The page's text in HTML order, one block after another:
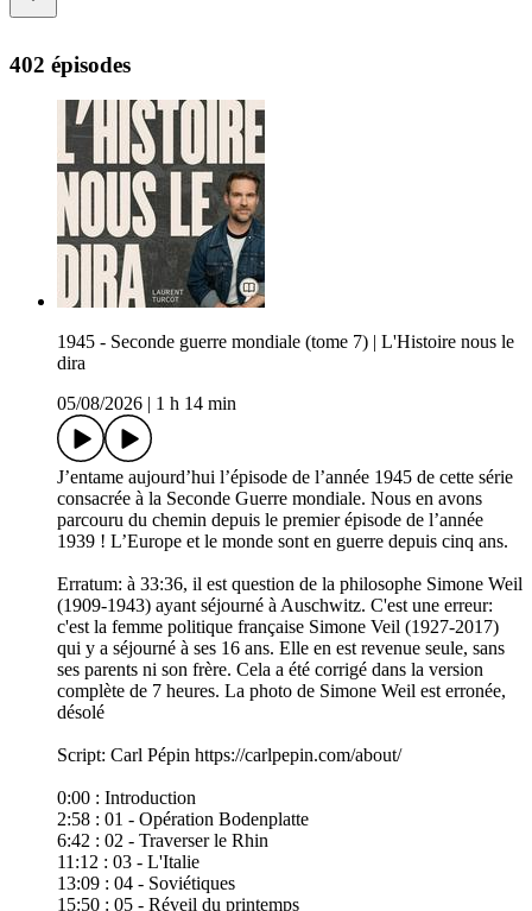
402 épisodes
1945 - Seconde guerre mondiale (tome 7) | L'Histoire nous le
dira
05/08/2026
1 h 14 min
J’entame aujourd’hui l’épisode de l’année 1945 de cette série
consacrée à la Seconde Guerre mondiale. Nous en avons
parcouru du chemin depuis le premier épisode de l’année
1939 ! L’Europe et le monde sont en guerre depuis cinq ans.
Erratum: à 33:36, il est question de la philosophe Simone Weil
(1909-1943) ayant séjourné à Auschwitz. C'est une erreur:
c'est la femme politique française Simone Veil (1927-2017)
qui y a séjourné à ses 16 ans. Elle en est revenue seule, sans
ses parents ni son frère. Cela a été corrigé dans la version
complète de 7 heures. La photo de Simone Weil est erronée,
désolé
Script: Carl Pépin https://carlpepin.com/about/
0:00​ : Introduction
2:58 : 01 - Opération Bodenplatte
6:42 : 02 - Traverser le Rhin
11:12 : 03 - L'Italie
13:09 : 04 - Soviétiques
15:50 : 05 - Réveil du printemps